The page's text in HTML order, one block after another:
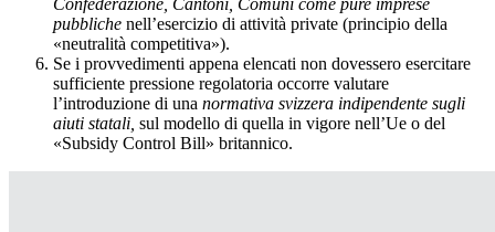
Confederazione, Cantoni, Comuni come pure imprese
pubbliche nell’esercizio di attività private (principio della
«neutralità competitiva»).
Se i provvedimenti appena elencati non dovessero esercitare
sufficiente pressione regolatoria occorre valutare
l’introduzione di una normativa svizzera indipendente sugli
aiuti statali, sul modello di quella in vigore nell’Ue o del
«Subsidy Control Bill» britannico.